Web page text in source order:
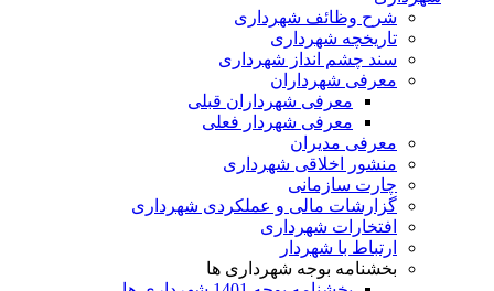
شرح وظائف شهرداری
تاریخچه شهرداری
سند چشم انداز شهرداری
معرفی شهرداران
معرفی شهرداران قبلی
معرفی شهردار فعلی
معرفی مدیران
منشور اخلاقی شهرداری
چارت سازمانی
گزارشات مالی و عملکردی شهرداری
افتخارات شهرداری
ارتباط با شهردار
بخشنامه بوجه شهرداری ها